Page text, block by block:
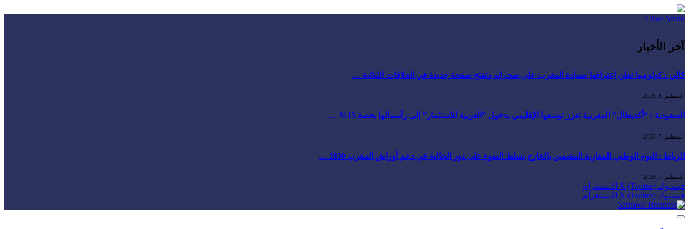
Close Menu
آخر الأخبار
كالي : كولومبيا تعلن إعترافها بسيادة المغرب على صحرائه وتفتح صفحة جديدة في العلاقات الثنائية …
أغسطس 8, 2026
السعودية : “أكديطال” المغربية تعزز توسعها الإقليمي بدخول “العربية للاستثمار” إلى رأسمالها بحصة 15% …
أغسطس 7, 2026
الرباط : اليوم الوطني للمغاربة المقيمين بالخارج يسلط الضوء على دور الجالية في دعم أوراش المغرب 2030 …
أغسطس 7, 2026
فيسبوك X (Twitter) الانستغرام
فيسبوك X (Twitter) الانستغرام